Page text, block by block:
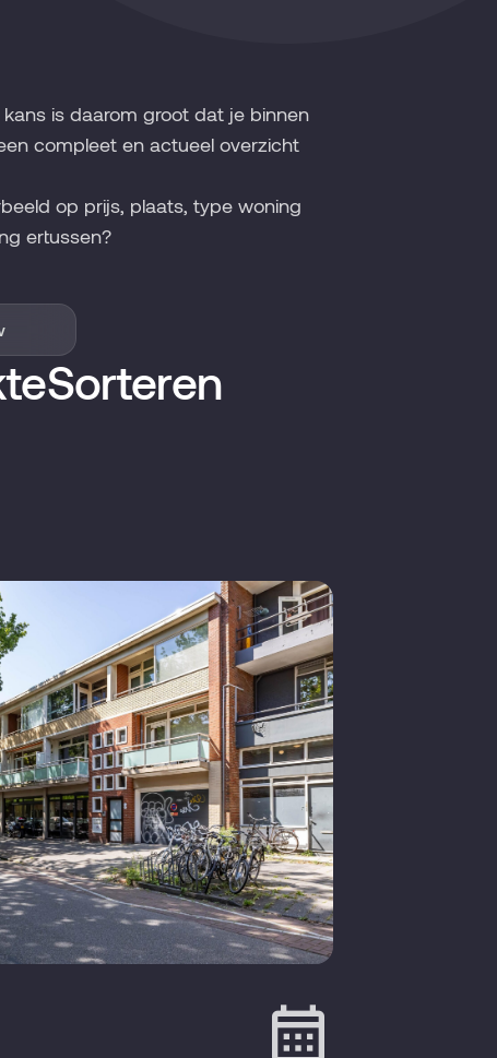
is daarom groot dat je binnen
compleet en actueel overzicht
op prijs, plaats, type woning
ertussen?
Sorteren